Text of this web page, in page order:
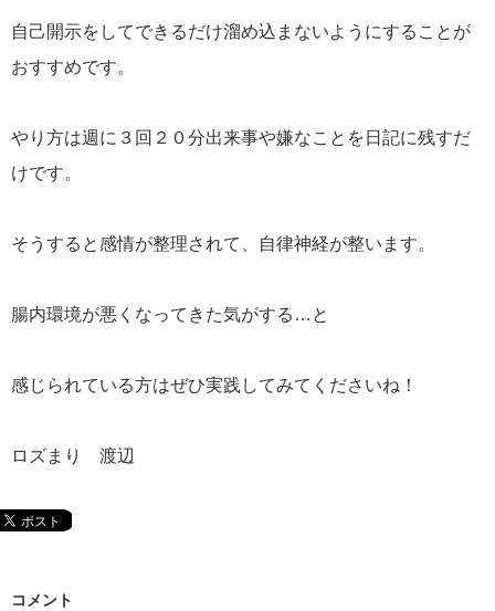
自己開示をしてできるだけ溜め込まないようにすることが
おすすめです。
やり方は週に３回２０分出来事や嫌なことを日記に残すだ
けです。
そうすると感情が整理されて、自律神経が整います。
腸内環境が悪くなってきた気がする…と
感じられている方はぜひ実践してみてくださいね！
ロズまり 渡辺
コメント